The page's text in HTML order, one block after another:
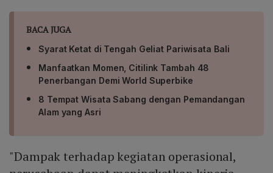
BACA JUGA
Syarat Ketat di Tengah Geliat Pariwisata Bali
Manfaatkan Momen, Citilink Tambah 48
Penerbangan Demi World Superbike
8 Tempat Wisata Sabang dengan Pemandangan
Alam yang Asri
"Dampak terhadap kegiatan operasional,